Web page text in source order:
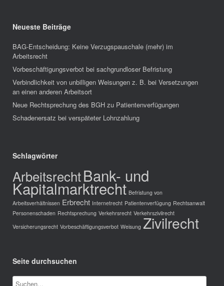
Neueste Beiträge
BAG-Entscheidung: Keine Verzugspauschale (mehr) im
Arbeitsrecht
Vorbeschäftigungsverbot bei sachgrundloser Befristung
Verbindlichkeit von unbilligen Weisungen z. B. bei Versetzungen
an einen anderen Arbeitsort
Neue Rechtsprechung des BGH zu Patientenverfügungen
Schadenersatz bei verspäteter Lohnzahlung
Schlagwörter
ArbeitsrechtBank- und
Kapitalmarktrecht Befristung von
Arbeitsverhältnissen Erbrecht Internetrecht Patientenverfügung Rechtsanwalt
Personenschaden Rechtsprechung Verkehrsrecht Verkehrszivilrecht
Versicherungsrecht Vorbeschäftigungsverbot Weisung Zivilrecht
Seite durchsuchen